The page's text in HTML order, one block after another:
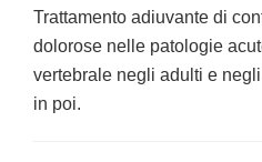
Trattamento adiuvante di
dolorose nelle patologie
vertebrale negli adulti e
in poi.